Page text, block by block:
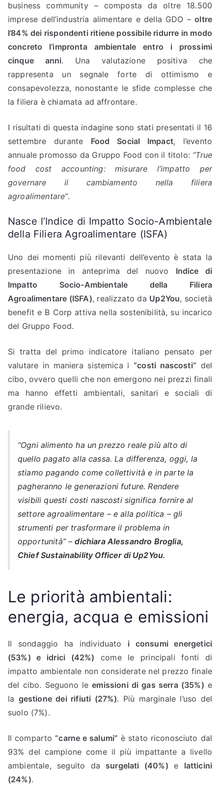
business community – composta da oltre 18.500
imprese dell’industria alimentare e della GDO –oltre
l’84% dei rispondenti ritiene possibile ridurre in modo
concreto l’impronta ambientale entro i prossimi
cinque anni. Una valutazione positiva che
rappresenta un segnale forte di ottimismo e
consapevolezza, nonostante le sfide complesse che
la filiera è chiamata ad affrontare.
I risultati di questa indagine sono stati presentati il 16
settembre durante Food Social Impact, l’evento
annuale promosso da Gruppo Food con il titolo: “True
food cost accounting: misurare l’impatto per
governare il cambiamento nella filiera
agroalimentare”.
Nasce l’Indice di Impatto Socio-Ambientale
della Filiera Agroalimentare (ISFA)
Uno dei momenti più rilevanti dell’evento è stata la
presentazione in anteprima del nuovo Indice di
Impatto Socio-Ambientale della Filiera
Agroalimentare (ISFA), realizzato da Up2You, società
benefit e B Corp attiva nella sostenibilità, su incarico
del Gruppo Food.
Si tratta del primo indicatore italiano pensato per
valutare in maniera sistemica i“costi nascosti” del
cibo, ovvero quelli che non emergono nei prezzi finali
ma hanno effetti ambientali, sanitari e sociali di
grande rilievo.
“Ogni alimento ha un prezzo reale più alto di
quello pagato alla cassa. La differenza, oggi, la
stiamo pagando come collettività e in parte la
pagheranno le generazioni future. Rendere
visibili questi costi nascosti significa fornire al
settore agroalimentare – e alla politica – gli
strumenti per trasformare il problema in
opportunità” –dichiara Alessandro Broglia,
Chief Sustainability Officer di Up2You.
Le priorità ambientali:
energia, acqua e emissioni
Il sondaggio ha individuato i consumi energetici
(53%) e idrici (42%) come le principali fonti di
impatto ambientale non considerate nel prezzo finale
del cibo. Seguono leemissioni di gas serra (35%) e
la gestione dei rifiuti (27%). Più marginale l’uso del
suolo (7%).
Il comparto“carne e salumi” è stato riconosciuto dal
93% del campione come il più impattante a livello
ambientale, seguito da surgelati (40%) e latticini
(24%).